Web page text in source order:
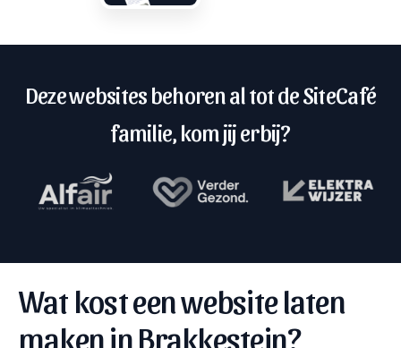
Deze websites behoren al tot de SiteCafé
familie, kom jij erbij?
Wat kost een website laten
maken in Brakkestein?